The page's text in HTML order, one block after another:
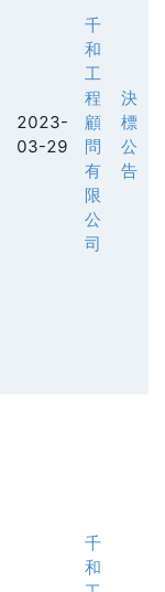
2023-
03-29
千
和
工
程
顧
問
有
限
公
司
決
標
公
告
千
和